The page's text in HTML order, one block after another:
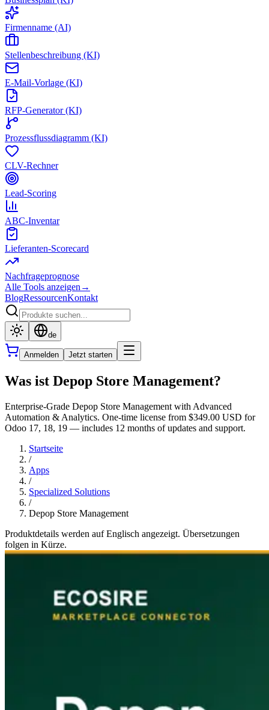
Firmenname (AI)
Stellenbeschreibung (KI)
E-Mail-Vorlage (KI)
RFP-Generator (KI)
Prozessflussdiagramm (KI)
CLV-Rechner
Lead-Scoring
ABC-Inventar
Lieferanten-Scorecard
Nachfrageprognose
Alle Tools anzeigen →
BlogRessourcenKontakt
de
Anmelden Jetzt starten
Was ist Depop Store Management?
Enterprise-Grade Depop Store Management with Advanced
Automation & Analytics. One-time license from $349.00 USD for
Odoo 17, 18, 19 — includes 12 months of updates and support.
Startseite
/
Apps
/
Specialized Solutions
/
Depop Store Management
Produktdetails werden auf Englisch angezeigt. Übersetzungen
folgen in Kürze.